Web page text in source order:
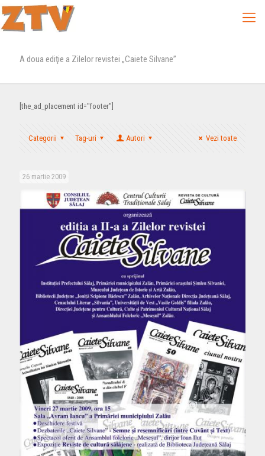
A doua ediţie a Zilelor revistei „Caiete Silvane”
[the_ad_placement id="footer"]
Categorii Tag-uri Autori Vezi toate
26 martie 2009